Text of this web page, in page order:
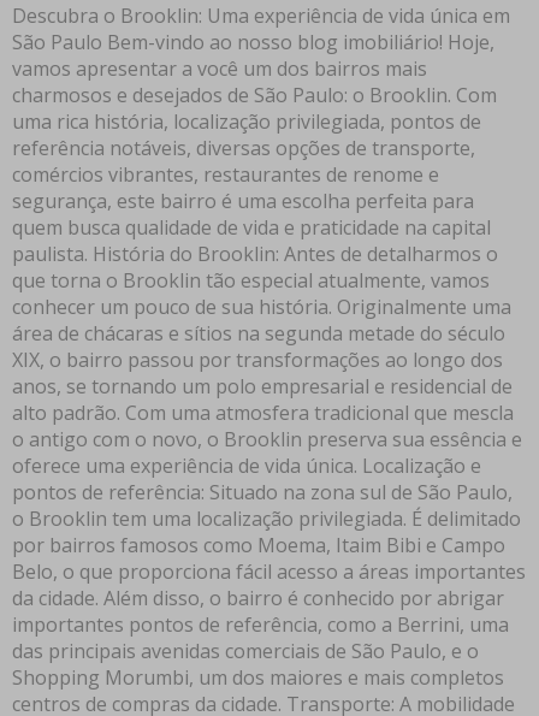
Descubra o Brooklin: Uma experiência de vida única em
São Paulo Bem-vindo ao nosso blog imobiliário! Hoje,
vamos apresentar a você um dos bairros mais
charmosos e desejados de São Paulo: o Brooklin. Com
uma rica história, localização privilegiada, pontos de
referência notáveis, diversas opções de transporte,
comércios vibrantes, restaurantes de renome e
segurança, este bairro é uma escolha perfeita para
quem busca qualidade de vida e praticidade na capital
paulista. História do Brooklin: Antes de detalharmos o
que torna o Brooklin tão especial atualmente, vamos
conhecer um pouco de sua história. Originalmente uma
área de chácaras e sítios na segunda metade do século
XIX, o bairro passou por transformações ao longo dos
anos, se tornando um polo empresarial e residencial de
alto padrão. Com uma atmosfera tradicional que mescla
o antigo com o novo, o Brooklin preserva sua essência e
oferece uma experiência de vida única. Localização e
pontos de referência: Situado na zona sul de São Paulo,
o Brooklin tem uma localização privilegiada. É delimitado
por bairros famosos como Moema, Itaim Bibi e Campo
Belo, o que proporciona fácil acesso a áreas importantes
da cidade. Além disso, o bairro é conhecido por abrigar
importantes pontos de referência, como a Berrini, uma
das principais avenidas comerciais de São Paulo, e o
Shopping Morumbi, um dos maiores e mais completos
centros de compras da cidade. Transporte: A mobilidade